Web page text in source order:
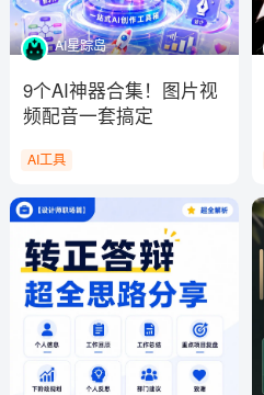
9个AI神器合集！图片视
频配音一套搞定
AI星踪岛
AI工具